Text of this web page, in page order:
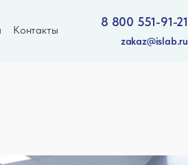
zakaz@islab.ru
8 800 551-91-21
Контакты